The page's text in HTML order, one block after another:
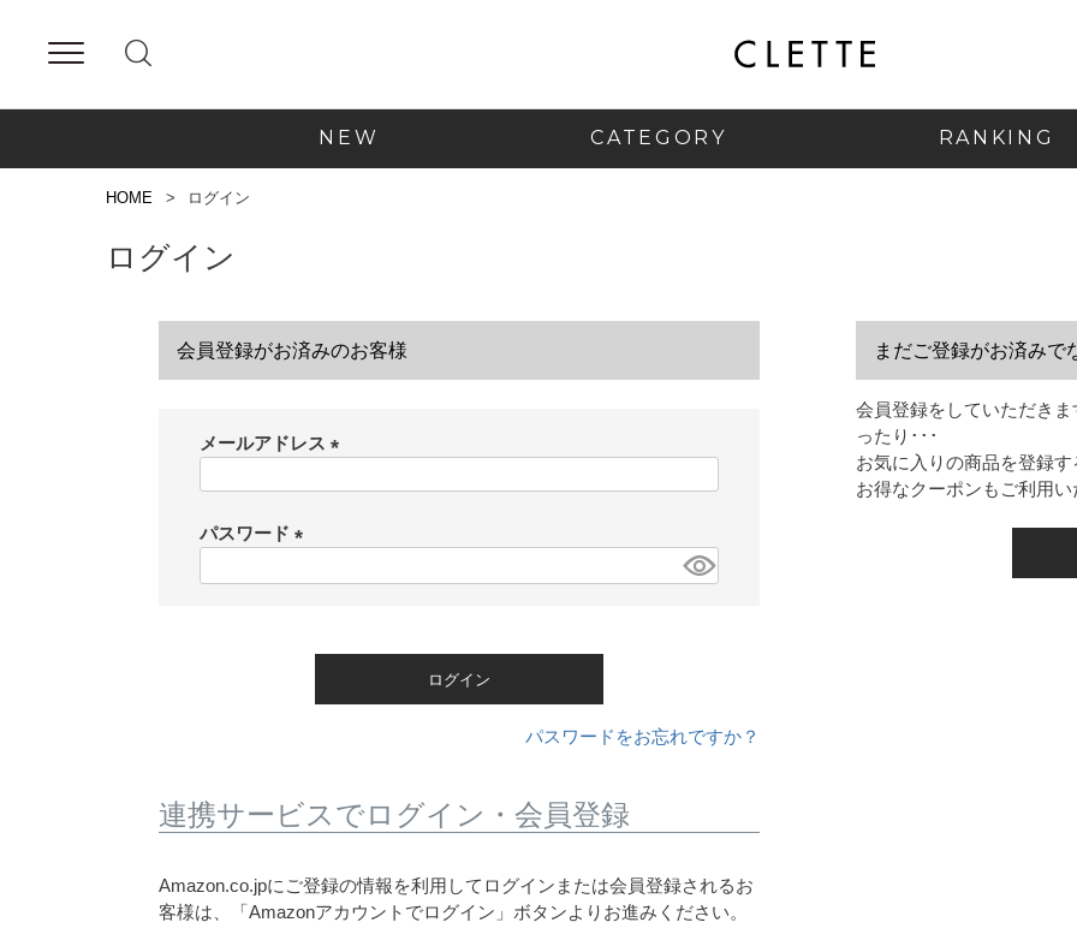
NEW CATEGORY RANKING
HOME ログイン
ログイン
会員登録がお済みのお客様
メールアドレス
パスワード
ログイン
パスワードをお忘れですか？
連携サービスでログイン・会員登録
Amazon.co.jpにご登録の情報を利用してログインまたは会員登録されるお
客様は、「Amazonアカウントでログイン」ボタンよりお進みください。
まだご登録がお済みで
会員登録をしていただき
ったり･･･
お気に入りの商品を登録
お得なクーポンもご利用